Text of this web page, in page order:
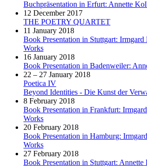
Buchpräsentation in Erfurt: Annette
12 December 2017
THE POETRY QUARTET
11 January 2018
Book Presentation in Stuttgart: Irmgard
Works
16 January 2018
Book Presentation in Badenweiler:
22 – 27 January 2018
Poetica IV
Beyond Identities - Die Kunst der
8 February 2018
Book Presentation in Frankfurt:
Works
20 February 2018
Book Presentation in Hamburg:
Works
27 February 2018
Book Presentation in Stuttgart: